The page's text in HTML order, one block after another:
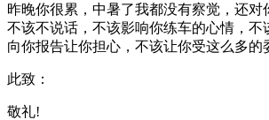
昨晚你很累，中暑了我都没有察觉，还
不该不说话，不该影响你练车的心情，
向你报告让你担心，不该让你受这么多的
此致：
敬礼!